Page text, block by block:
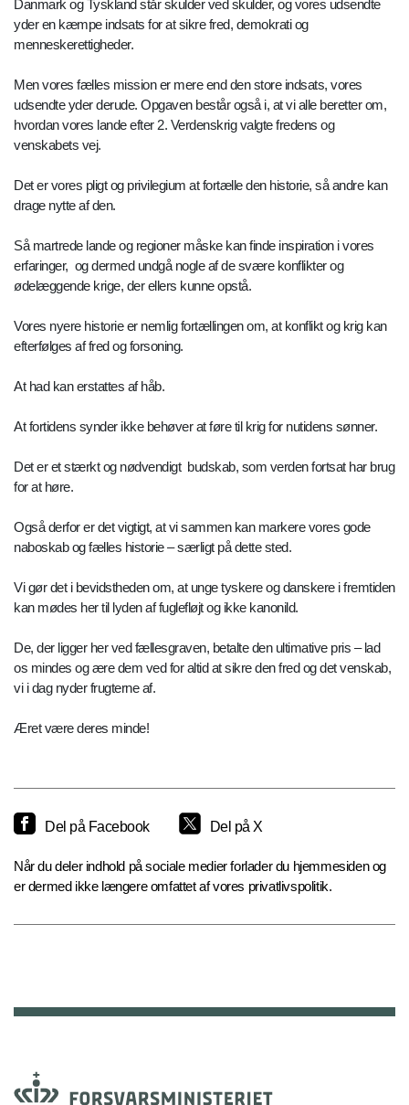
Danmark og Tyskland står skulder ved skulder, og vores udsendte
yder en kæmpe indsats for at sikre fred, demokrati og
menneskerettigheder.
Men vores fælles mission er mere end den store indsats, vores
udsendte yder derude. Opgaven består også i, at vi alle beretter om,
hvordan vores lande efter 2. Verdenskrig valgte fredens og
venskabets vej.
Det er vores pligt og privilegium at fortælle den historie, så andre kan
drage nytte af den.
Så martrede lande og regioner måske kan finde inspiration i vores
erfaringer, og dermed undgå nogle af de svære konflikter og
ødelæggende krige, der ellers kunne opstå.
Vores nyere historie er nemlig fortællingen om, at konflikt og krig kan
efterfølges af fred og forsoning.
At had kan erstattes af håb.
At fortidens synder ikke behøver at føre til krig for nutidens sønner.
Det er et stærkt og nødvendigt budskab, som verden fortsat har brug
for at høre.
Også derfor er det vigtigt, at vi sammen kan markere vores gode
naboskab og fælles historie – særligt på dette sted.
Vi gør det i bevidstheden om, at unge tyskere og danskere i fremtiden
kan mødes her til lyden af fuglefløjt og ikke kanonild.
De, der ligger her ved fællesgraven, betalte den ultimative pris – lad
os mindes og ære dem ved for altid at sikre den fred og det venskab,
vi i dag nyder frugterne af.
Æret være deres minde!
Del på Facebook Del på X
Når du deler indhold på sociale medier forlader du hjemmesiden og
er dermed ikke længere omfattet af vores privatlivspolitik.